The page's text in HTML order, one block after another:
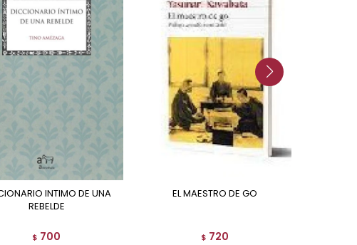
REBELDE
$ 700
EL MAESTRO DE GO
$ 720